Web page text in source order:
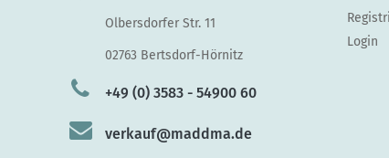
Olbersdorfer Str. 11
02763 Bertsdorf-Hörnitz
+49 (0) 3583 - 54900 60
verkauf@maddma.de
Login